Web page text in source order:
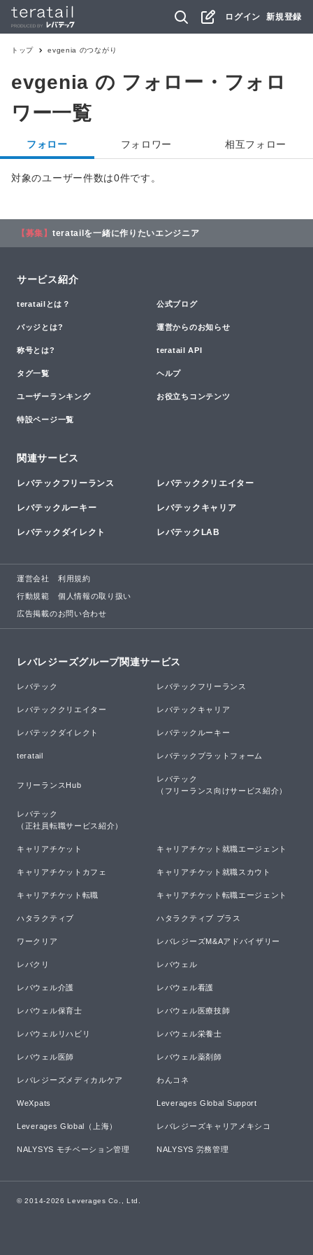
ログイン 新規登録
トップ evgenia のつながり
evgenia の フォロー・フォロ
ワー一覧
フォロー フォロワー 相互フォロー
対象のユーザー件数は0件です。
【募集】 teratailを一緒に作りたいエンジニア
サービス紹介
teratailとは？ 公式ブログ
バッジとは? 運営からのお知らせ
称号とは? teratail API
タグ一覧 ヘルプ
ユーザーランキング お役立ちコンテンツ
特設ページ一覧
関連サービス
レバテックフリーランス レバテッククリエイター
レバテックルーキー レバテックキャリア
レバテックダイレクト レバテックLAB
運営会社 利用規約
行動規範 個人情報の取り扱い
広告掲載のお問い合わせ
レバレジーズグループ関連サービス
レバテック レバテックフリーランス
レバテッククリエイター レバテックキャリア
レバテックダイレクト レバテックルーキー
teratail レバテックプラットフォーム
フリーランスHub
レバテック
（フリーランス向けサービス紹介）
レバテック
（正社員転職サービス紹介）
キャリアチケット キャリアチケット就職エージェント
キャリアチケットカフェ キャリアチケット就職スカウト
キャリアチケット転職 キャリアチケット転職エージェント
ハタラクティブ ハタラクティブ プラス
ワークリア レバレジーズM&Aアドバイザリー
レバクリ レバウェル
レバウェル介護 レバウェル看護
レバウェル保育士 レバウェル医療技師
レバウェルリハビリ レバウェル栄養士
レバウェル医師 レバウェル薬剤師
レバレジーズメディカルケア わんコネ
WeXpats Leverages Global Support
Leverages Global（上海） レバレジーズキャリアメキシコ
NALYSYS モチベーション管理 NALYSYS 労務管理
© 2014-2026 Leverages Co., Ltd.